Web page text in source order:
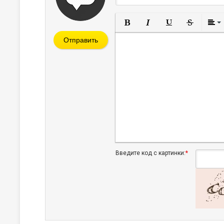
Полужирный
Курсив
Введите код с картинки:*
Отправить